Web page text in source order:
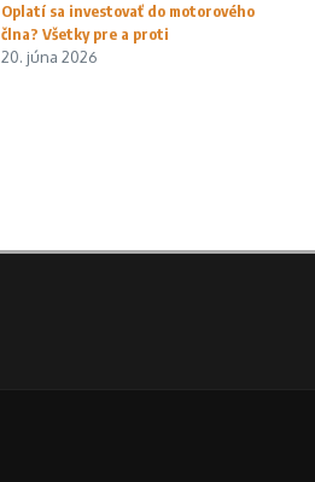
Oplatí sa investovať do motorového
člna? Všetky pre a proti
20. júna 2026